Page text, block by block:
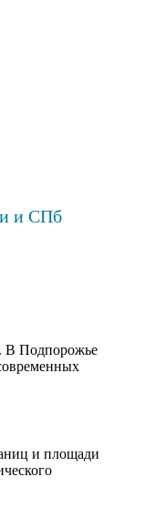
и СПб
В Подпорожье
и площади